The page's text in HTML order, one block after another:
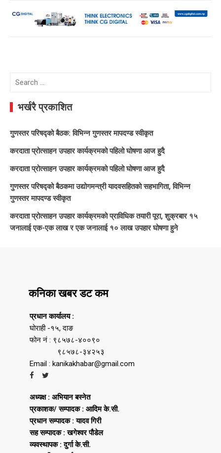
Search
भर्खरै प्रकाशित
गुणस्तर परिषद्को बैठक: विभिन्न गुणस्तर मापदण्ड स्वीकृत
करदाता प्रोत्साहन उपहार कार्यक्रमको पहिलो घोषणा आज हुदै
करदाता प्रोत्साहन उपहार कार्यक्रमको पहिलो घोषणा आज हुदै
गुणस्तर परिषद्को बैठकमा उद्योगमन्त्री यादवसहितको सहभागिता, विभिन्न
गुणस्तर मापदण्ड स्वीकृत
करदाता प्रोत्साहन उपहार कार्यक्रमको प्राविधिक तयारी पूरा, शुक्रबार १५
जनालाई एक-एक लाख र एक जनालाई १० लाख उपहार घोषणा हुने
कनिका खबर डट कम
प्रधान कार्यालय :
घोराही -१५, दाङ
फोन नं : ९८५७८-४००९०
९८५७८-३४२५३
Email : kanikakhabar@gmail.com
अध्यक्ष : अभियान बस्नेत
प्रकाशक/ सम्पादक : आदिम के.सी.
प्रधान सम्पादक : यादव गिरी
सह सम्पादक : खगेश्वर पौडेल
व्यवस्थापक : दुर्गा के.सी.